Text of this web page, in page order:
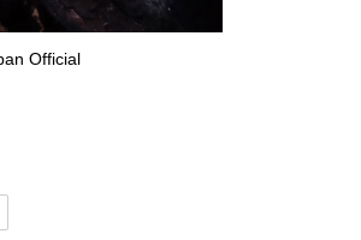
Official